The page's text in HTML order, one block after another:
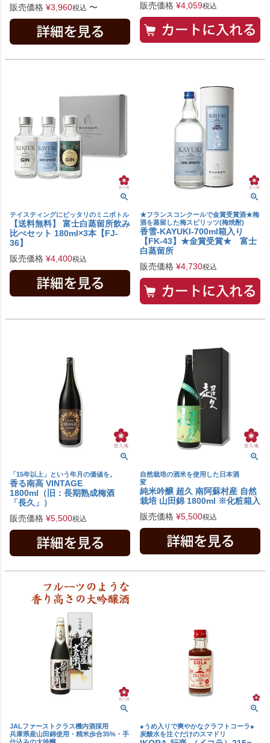
販売価格 ¥3,960税込 〜
販売価格 ¥4,059税込
テイスティングにピッタリのミニボトル
【送料無料】 富士白蒸留所飲み
比べセット 180ml×3本【FJ-
36】
販売価格 ¥4,400税込
★フランスコンクールで金賞受賞酒★梅
酒を蒸留した梅スピリッツ(梅焼酎)
香雪-KAYUKI-700ml箱入り
【FK-43】★金賞受賞★ 富士
白蒸留所
販売価格 ¥4,730税込
「15年以上」という年月の価値を。
香る南高 VINTAGE
1800ml（旧：長期熟成梅酒
「長久」）
販売価格 ¥5,500税込
自然栽培の酒米を使用した日本酒
変
純米吟醸 超久 南阿蘇村産 自然
栽培 山田錦 1800ml ※化粧箱入
販売価格 ¥5,500税込
JALファーストクラス機内酒採用
兵庫県産山田錦使用・精米歩合35%・手
仕込みの大吟醸
●うめ入りで爽やかなクラフトコーラ●
炭酸水を注ぐだけのスマドリ